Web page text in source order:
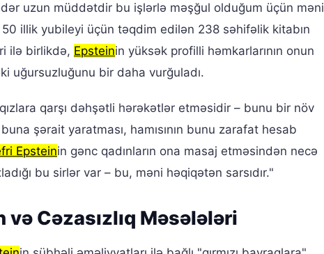
uzun müddətdir bu işlərlə məşğul olduğum üçün məni
illik yubileyi üçün təqdim edilən 238 səhifəlik kitabın
ilə birlikdə, Epsteinin yüksək profilli həmkarlarının onun
uğursuzluğunu bir daha vurğuladı.
qarşı dəhşətli hərəkətlər etməsidir – bunu bir növ
şərait yaratması, hamısının bunu zarafat hesab
Epsteinin gənc qadınların ona masaj etməsindən necə
bu sirlər var – bu, məni həqiqətən sarsıdır."
və Cəzasızlıq Məsələləri